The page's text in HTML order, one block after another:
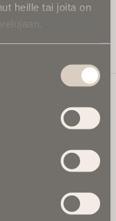
heille tai joita on
uusi ja
uusimmat